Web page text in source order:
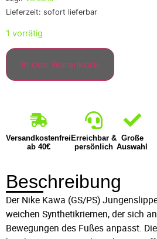
Lieferzeit: sofort lieferbar
1 vorrätig
In den Warenkorb
Versandkostenfrei
ab 40€
Erreichbar &
persönlich
Große
Auswahl
Beschreibung
Der Nike Kawa (GS/PS)
weichen Synthetikriemen, der sich
Bewegungen des Fußes anpasst.